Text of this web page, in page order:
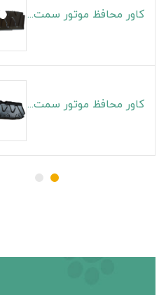
کاور محافظ موتور سمت راست J4
کاور محافظ موتور سمت چپ J4